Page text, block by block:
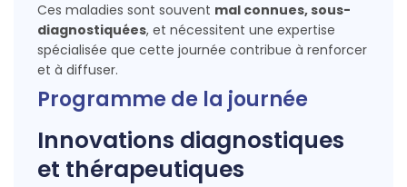
Ces maladies sont souvent mal connues, sous-
diagnostiquées, et nécessitent une expertise
spécialisée que cette journée contribue à renforcer
et à diffuser.
Programme de la journée
Innovations diagnostiques
et thérapeutiques